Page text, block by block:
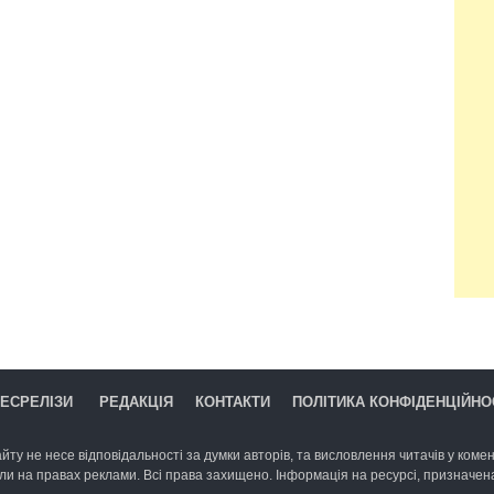
РЕДАКЦІЯ КОНТАКТИ ПОЛІТИКА
не несе відповідальності за думки авторів, та висловлення читачів у
на правах реклами. Всі права захищено. Інформація на ресурсі,